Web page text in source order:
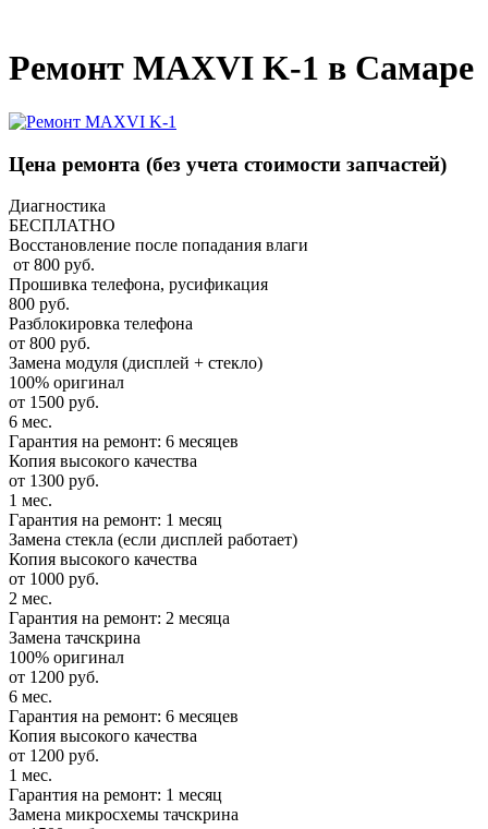
Ремонт MAXVI K-1 в Самаре
Цена ремонта (без учета стоимости запчастей)
Диагностика
БЕСПЛАТНО
Восстановление после попадания влаги
от 800 руб.
Прошивка телефона, русификация
800 руб.
Разблокировка телефона
от 800 руб.
Замена модуля (дисплей + стекло)
100% оригинал
от 1500 руб.
6 мес.
Гарантия на ремонт: 6 месяцев
Копия высокого качества
от 1300 руб.
1 мес.
Гарантия на ремонт: 1 месяц
Замена стекла (если дисплей работает)
Копия высокого качества
от 1000 руб.
2 мес.
Гарантия на ремонт: 2 месяца
Замена тачскрина
100% оригинал
от 1200 руб.
6 мес.
Гарантия на ремонт: 6 месяцев
Копия высокого качества
от 1200 руб.
1 мес.
Гарантия на ремонт: 1 месяц
Замена микросхемы тачскрина